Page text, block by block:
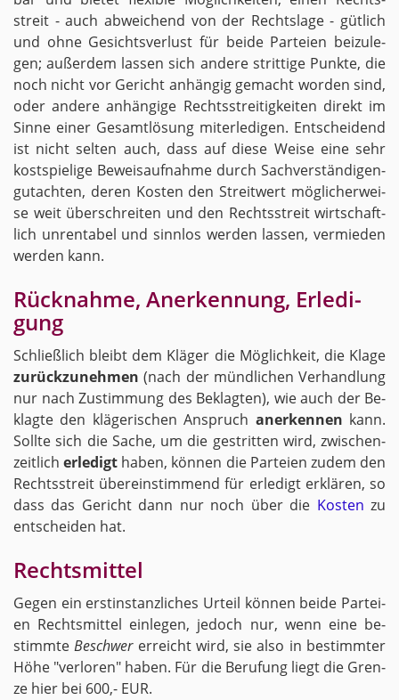
streit - auch ab­wei­chend von der Rechts­la­ge - güt­lich
und ohne Ge­sichts­ver­lust für beide Par­tei­en bei­zu­le­
gen; au­ßer­dem las­sen sich an­de­re strit­ti­ge Punk­te, die
noch nicht vor Ge­richt an­hän­gig ge­macht wor­den sind,
oder an­de­re an­hän­gi­ge Rechts­strei­tig­kei­ten di­rekt im
Sinne einer Ge­samt­lö­sung mit­er­le­di­gen. Ent­schei­dend
ist nicht sel­ten auch, dass auf diese Weise eine sehr
kost­spie­li­ge Be­weis­auf­nah­me durch Sach­ver­stän­di­gen­
gut­ach­ten, deren Kos­ten den Streit­wert mög­li­cher­wei­
se weit über­schrei­ten und den Rechts­streit wirt­schaft­
lich un­ren­ta­bel und sinn­los wer­den las­sen, ver­mie­den
wer­den kann.
Rück­nah­me, An­er­ken­nung, Er­le­di­
gung
Schließ­lich bleibt dem Klä­ger die Mög­lich­keit, die Klage
zu­rück­zu­neh­men (nach der münd­li­chen Ver­hand­lung
nur nach Zu­stim­mung des Be­klag­ten), wie auch der Be­
klag­te den klä­ge­ri­schen An­spruch an­er­ken­nen kann.
Soll­te sich die Sache, um die ge­strit­ten wird, zwi­schen­
zeit­licher­le­digt haben, kön­nen die Par­tei­en zudem den
Rechts­streit über­ein­stim­mend für er­le­digt er­klä­ren, so
dass das Ge­richt dann nur noch über die Kos­ten zu
ent­schei­den hat.
Rechts­mit­tel
Gegen ein erst­in­stanz­li­ches Ur­teil kön­nen beide Par­tei­
en Rechts­mit­tel ein­le­gen, je­doch nur, wenn eine be­
stimm­teBe­schwerer­reicht wird, sie also in be­stimm­ter
Höhe "ver­lo­ren" haben. Für die Be­ru­fung liegt die Gren­
ze hier bei 600,- EUR.